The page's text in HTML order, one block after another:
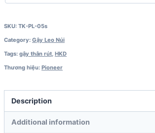
SKU: TK-PL-05s
Category: Gậy Leo Núi
Tags: gậy thân rút, HKD
Thương hiệu: Pioneer
Description
Additional information